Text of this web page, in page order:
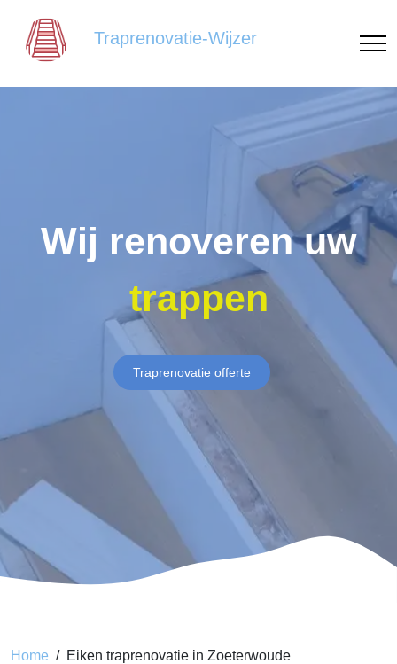
Traprenovatie-Wijzer
Wij renoveren uw
trappen
Traprenovatie offerte
Home Eiken traprenovatie in Zoeterwoude